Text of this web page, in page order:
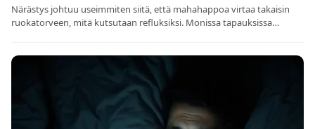
Närästys johtuu useimmiten siitä, että mahahappoa virtaa takaisin
ruokatorveen, mitä kutsutaan refluksiksi. Monissa tapauksissa…